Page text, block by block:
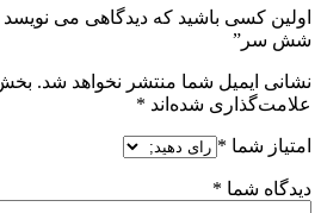
اولین کسی باشید که دیدگاهی می نویسد
شش سر”
نشانی ایمیل شما منتشر نخواهد شد.
علامت‌گذاری شده‌اند *
امتیاز شما *
دیدگاه شما *